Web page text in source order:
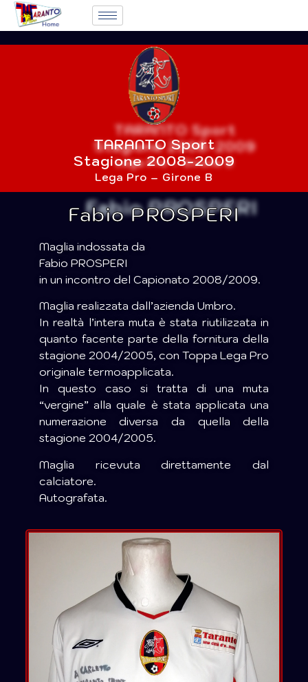
TARANTO Sport
Stagione 2008-2009
Lega Pro – Girone B
Fabio PROSPERI
Maglia indossata da
Fabio PROSPERI
in un incontro del Capionato 2008/2009.
Maglia realizzata dall’azienda Umbro.
In realtà l’intera muta è stata riutilizzata in
quanto facente parte della fornitura della
stagione 2004/2005, con Toppa Lega Pro
originale termoapplicata.
In questo caso si tratta di una muta
“vergine” alla quale è stata applicata una
numerazione diversa da quella della
stagione 2004/2005.
Maglia ricevuta direttamente dal
calciatore.
Autografata.